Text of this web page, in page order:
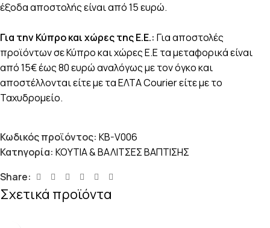
έξοδα αποστολής είναι από 15 ευρώ.
Για την Κύπρο και χώρες της Ε.Ε.: Για αποστολές
προϊόντων σε Κύπρο και χώρες Ε.Ε τα μεταφορικά είναι
από 15€ έως 80 ευρώ αναλόγως με τον όγκο και
αποστέλλονται είτε με τα ΕΛΤΑ Courier είτε με το
Ταχυδρομείο.
Κωδικός προϊόντος: KB-V006
Κατηγορία: ΚΟΥΤΙΑ & ΒΑΛΙΤΣΕΣ ΒΑΠΤΙΣΗΣ
Share:
Σχετικά προϊόντα